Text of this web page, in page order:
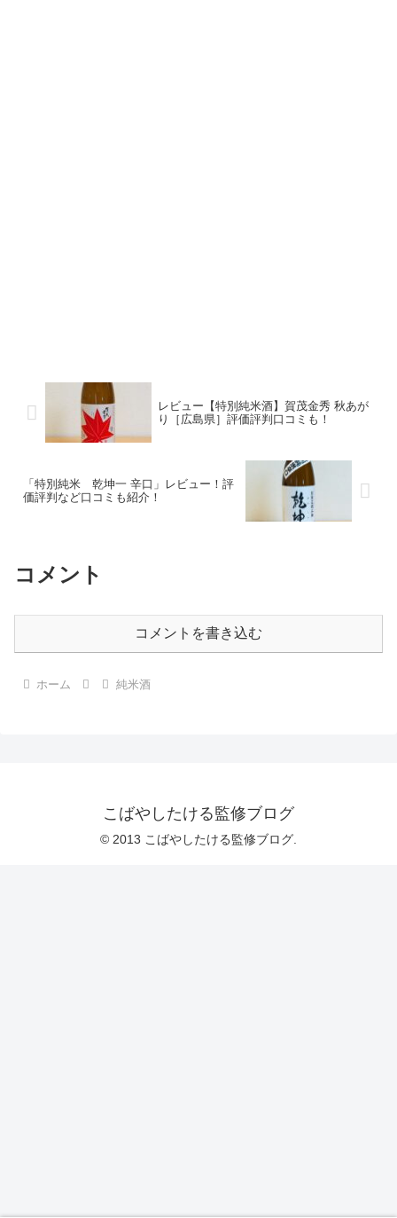
レビュー【特別純米酒】賀茂金秀 秋あが
り［広島県］評価評判口コミも！
「特別純米 乾坤一 辛口」レビュー！評
価評判など口コミも紹介！
コメント
コメントを書き込む
ホーム 純米酒
こばやしたける監修ブログ
© 2013 こばやしたける監修ブログ.